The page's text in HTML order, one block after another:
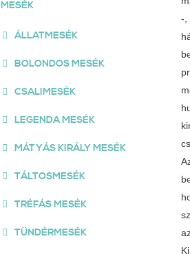
MESÉK
ÁLLATMESÉK
BOLONDOS MESÉK
CSALIMESÉK
LEGENDA MESÉK
MÁTYÁS KIRÁLY MESÉK
TÁLTOSMESÉK
TRÉFÁS MESÉK
TÜNDÉRMESÉK